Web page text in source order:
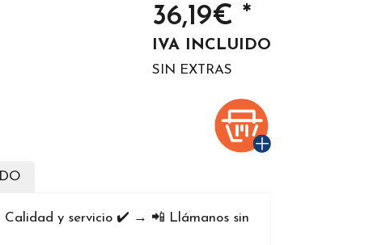
36,19€ *
IVA INCLUIDO
SIN EXTRAS
Calidad y servicio ✔️ → 📲 Llámanos sin